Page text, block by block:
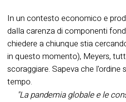
In un contesto economico e
dalla carenza di componenti
chiedere a chiunque stia
in questo momento), Meyers,
scoraggiare. Sapeva che l'ordine
tempo.
"La pandemia globale e le